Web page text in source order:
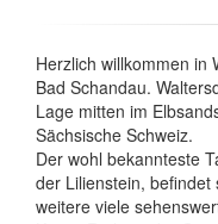
Herzlich willkommen in
Bad Schandau.
Lage mitten im
Sächsische Schweiz.
Der wohl bekannteste
der Lilienstein,
weitere viele